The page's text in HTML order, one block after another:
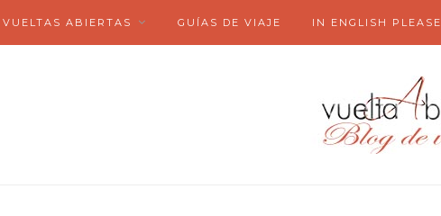
VUELTAS ABIERTAS GUÍAS DE VIAJE IN ENGLISH PLEASE